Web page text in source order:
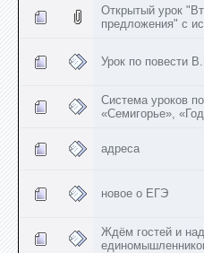
Открытый урок
предложения" с
Урок по повести
Система уроков
«Семигорье»,
адреса
новое о ЕГЭ
Ждём гостей и